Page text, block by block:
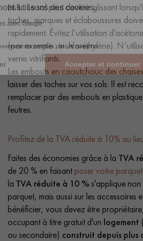
N.B.:Le sol peut devenir glissant
taches, marques et éclaboussures
rapidement. Évitez l’utilisation
(par exemple : trichloréthylène).
vernis vitrifiants.
Les embouts en caoutchouc des
laisser des taches sur vos sols. Il est
remplacer par des embouts en
feutres.
Profitez de la TVA réduite à 10% au
Faites des économies grâce à la TVA
de 20 % en faisant poser votre
la TVA réduite à 10 %s'applique non
parquet, mais aussi sur les accessoires
bénéficier, vous devez être
occupant à titre gratuit d'un logement
ou secondaire) construit depuis plus